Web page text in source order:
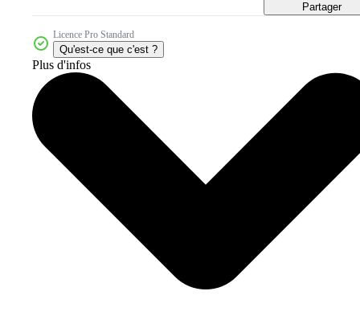
Partager
Licence Pro Standard
Qu'est-ce que c'est ?
Plus d'infos